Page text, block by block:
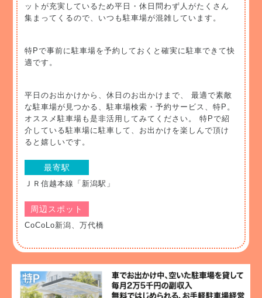
ットが充実しているため平日・休日問わず人がたくさん
集まってくるので、いつも駐車場が混雑しています。
特Pで事前に駐車場を予約しておくと確実に駐車できて快
適です。
平日のお出かけから、休日のお出かけまで、 最適で素敵
な駐車場が見つかる、駐車場検索・予約サービス、特P。
オススメ駐車場も是非活用してみてください。 特Pで紹
介している駐車場に駐車して、お出かけを楽しんで頂け
ると嬉しいです。
最寄駅
ＪＲ信越本線「新潟駅」
周辺スポット
CoCoLo新潟、万代橋